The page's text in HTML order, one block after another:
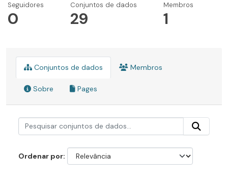
Seguidores
0
Conjuntos de dados
29
Membros
1
Conjuntos de dados Membros
Sobre Pages
Ordenar por